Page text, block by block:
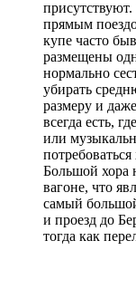
прямым
купе часто
размещены
нормально
убирать
размеру и
всегда есть,
или
Большой хора
вагоне, что
самый
и проезд до
тогда как